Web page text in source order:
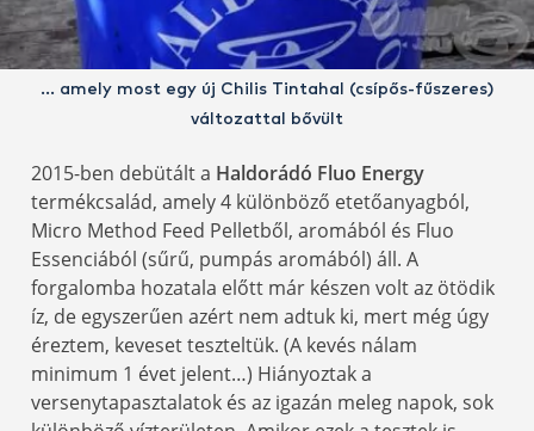
… amely most egy új Chilis Tintahal (csípős-fűszeres)
változattal bővült
2015-ben debütált a Haldorádó Fluo Energy
termékcsalád, amely 4 különböző etetőanyagból,
Micro Method Feed Pelletből, aromából és Fluo
Essenciából (sűrű, pumpás aromából) áll. A
forgalomba hozatala előtt már készen volt az ötödik
íz, de egyszerűen azért nem adtuk ki, mert még úgy
éreztem, keveset teszteltük. (A kevés nálam
minimum 1 évet jelent…) Hiányoztak a
versenytapasztalatok és az igazán meleg napok, sok